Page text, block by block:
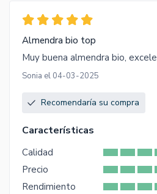
Almendra bio top
Muy buena almendra bio,
Sonia el 04-03-2025
Recomendaría su compra
Características
Calidad
Precio
Rendimiento